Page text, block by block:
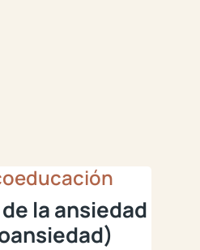
la ansiedad